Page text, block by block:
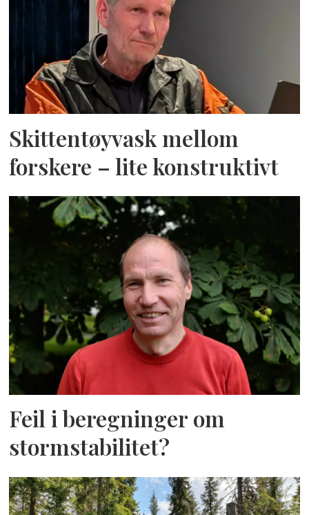
Skittentøyvask mellom
forskere – lite konstruktivt
Feil i beregninger om
stormstabilitet?